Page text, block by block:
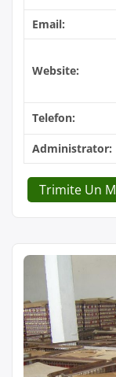
Email:
Website:
Telefon:
Administrator:
Trimite Un